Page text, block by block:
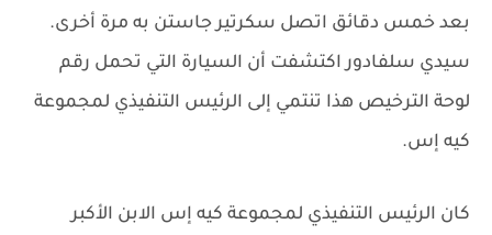
بعد خمس دقائق اتصل سكرتير جاستن به مرة أخرى.
سيدي سلفادور اكتشفت أن السيارة التي تحمل رقم
لوحة الترخيص هذا تنتمي إلى الرئيس التنفيذي لمجموعة
كيه إس.
كان الرئيس التنفيذي لمجموعة كيه إس الابن الأكبر